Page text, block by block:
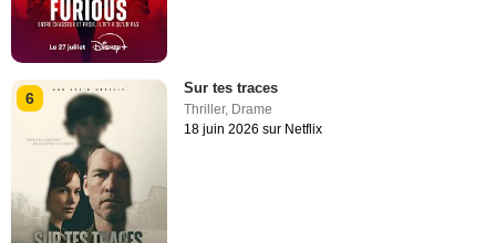
6
Sur tes traces
Thriller, Drame
18 juin 2026 sur Netflix